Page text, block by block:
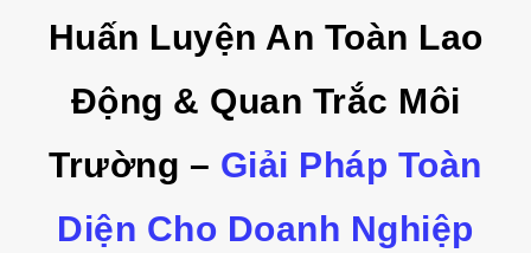
Huấn Luyện An Toàn Lao
Động & Quan Trắc Môi
Trường – Giải Pháp Toàn
Diện Cho Doanh Nghiệp